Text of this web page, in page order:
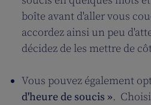
boîte avant d'aller vous
accordez ainsi un peu
décidez de les mettre de
Vous pouvez également
d'heure de soucis ».